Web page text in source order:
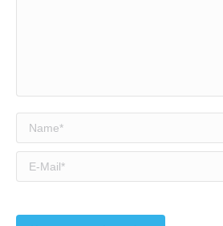
Name *
E-Mail *